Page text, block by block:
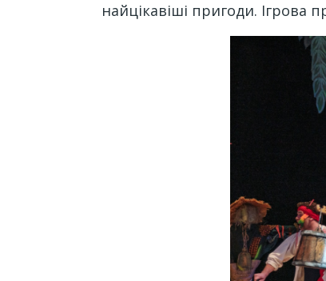
найцікавіші пригоди.